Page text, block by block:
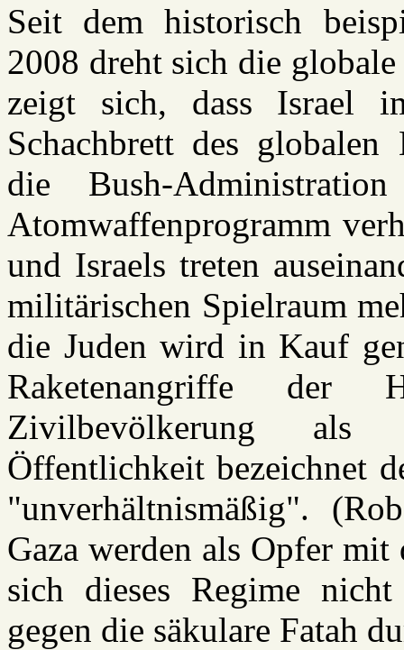
Seit dem historisch
2008 dreht sich die
zeigt sich, dass Israel
Schachbrett des
die Bush-
Atomwaffenprogramm
und Israels treten
militärischen Spielraum
die Juden wird in Kauf
Raketenangriffe der
Zivilbevölkerung als
Öffentlichkeit bezeichnet
"unverhältnismäßig".
Gaza werden als Opfer
sich dieses Regime
gegen die säkulare Fatah